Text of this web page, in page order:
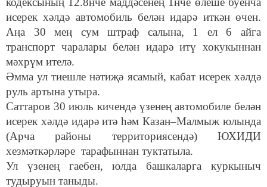
исерек хәлдә автомобиль белән идарә иткән өчен.
Аңа 30 мең сум штраф салына, 1 ел 6 айга
транспорт чаралары белән идарә итү хокукыннан
мәхрүм ителә.
Әмма ул тиешле нәтиҗә ясамый, кабат исерек хәлдә
руль артына утыра.
Саттаров 30 июль кичендә үзенең автомобиле белән
исерек хәлдә идарә итә һәм Казан–Малмыж юлында
(Арча районы территориясендә) ЮХИДИ
хезмәткәрләре тарафыннан туктатыла.
Ул үзенең гаебен, юлда башкаларга куркыныч
тудыруын таныды.